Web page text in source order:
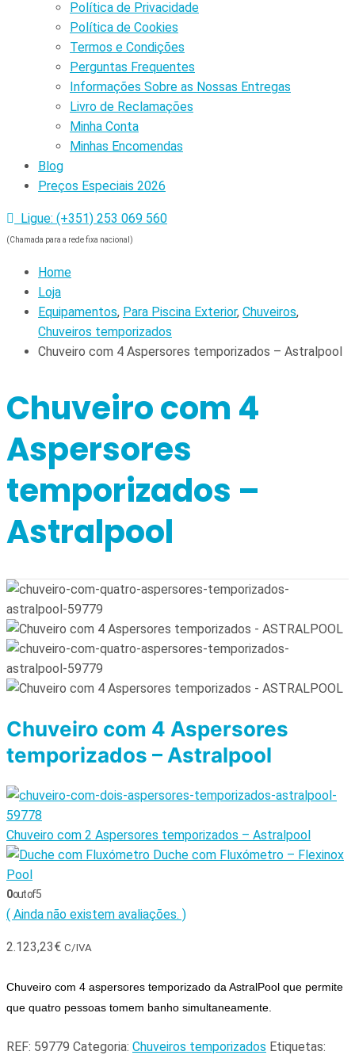
Política de Privacidade
Política de Cookies
Termos e Condições
Perguntas Frequentes
Informações Sobre as Nossas Entregas
Livro de Reclamações
Minha Conta
Minhas Encomendas
Blog
Preços Especiais 2026
Ligue: (+351) 253 069 560
(Chamada para a rede fixa nacional)
Home
Loja
Equipamentos, Para Piscina Exterior, Chuveiros,
Chuveiros temporizados
Chuveiro com 4 Aspersores temporizados – Astralpool
Chuveiro com 4
Aspersores
temporizados –
Astralpool
Chuveiro com 4 Aspersores
temporizados – Astralpool
Chuveiro com 2 Aspersores temporizados – Astralpool
Duche com Fluxómetro – Flexinox
Pool
0out of 5
( Ainda não existem avaliações. )
2.123,23€ C/IVA
Chuveiro com 4 aspersores temporizado da AstralPool que permite
que quatro pessoas tomem banho simultaneamente.
REF: 59779 Categoria: Chuveiros temporizados Etiquetas: